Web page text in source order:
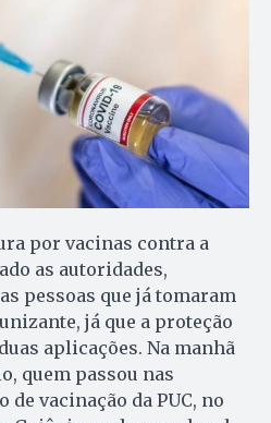
por vacinas contra a
as autoridades,
pessoas que já tomaram
já que a proteção
aplicações. Na manhã
quem passou nas
vacinação da PUC, no